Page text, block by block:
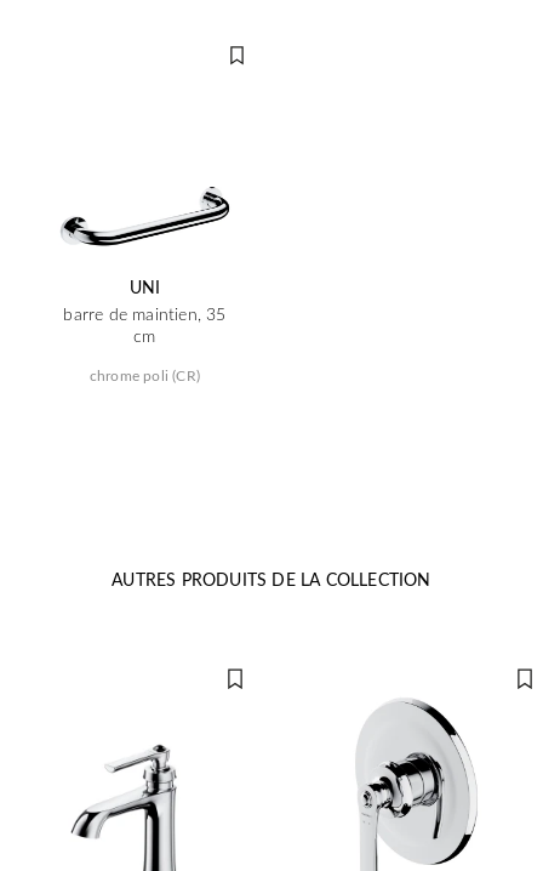
UNI
barre de maintien, 35
cm
chrome poli (CR)
AUTRES PRODUITS DE LA COLLECTION